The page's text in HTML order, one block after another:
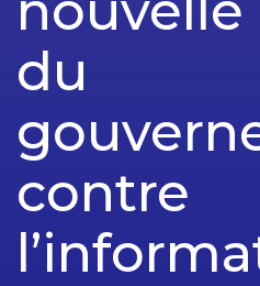
du
contre